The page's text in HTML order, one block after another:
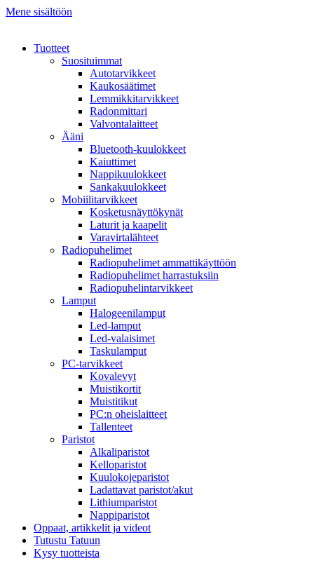
Mene sisältöön
Tuotteet
Suosituimmat
Autotarvikkeet
Kaukosäätimet
Lemmikkitarvikkeet
Radonmittari
Valvontalaitteet
Ääni
Bluetooth-kuulokkeet
Kaiuttimet
Nappikuulokkeet
Sankakuulokkeet
Mobiilitarvikkeet
Kosketusnäyttökynät
Laturit ja kaapelit
Varavirtalähteet
Radiopuhelimet
Radiopuhelimet ammattikäyttöön
Radiopuhelimet harrastuksiin
Radiopuhelintarvikkeet
Lamput
Halogeenilamput
Led-lamput
Led-valaisimet
Taskulamput
PC-tarvikkeet
Kovalevyt
Muistikortit
Muistitikut
PC:n oheislaitteet
Tallenteet
Paristot
Alkaliparistot
Kelloparistot
Kuulokojeparistot
Ladattavat paristot/akut
Lithiumparistot
Nappiparistot
Oppaat, artikkelit ja videot
Tutustu Tatuun
Kysy tuotteista